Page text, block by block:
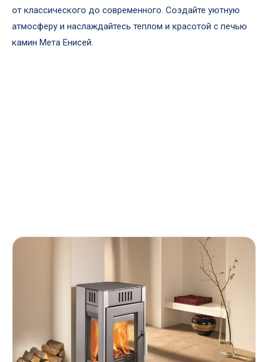
от классического до современного. Создайте уютную
атмосферу и наслаждайтесь теплом и красотой с печью
камин Мета Енисей.